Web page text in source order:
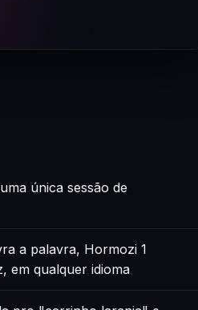
única sessão de
a palavra, Hormozi 1
em qualquer idioma